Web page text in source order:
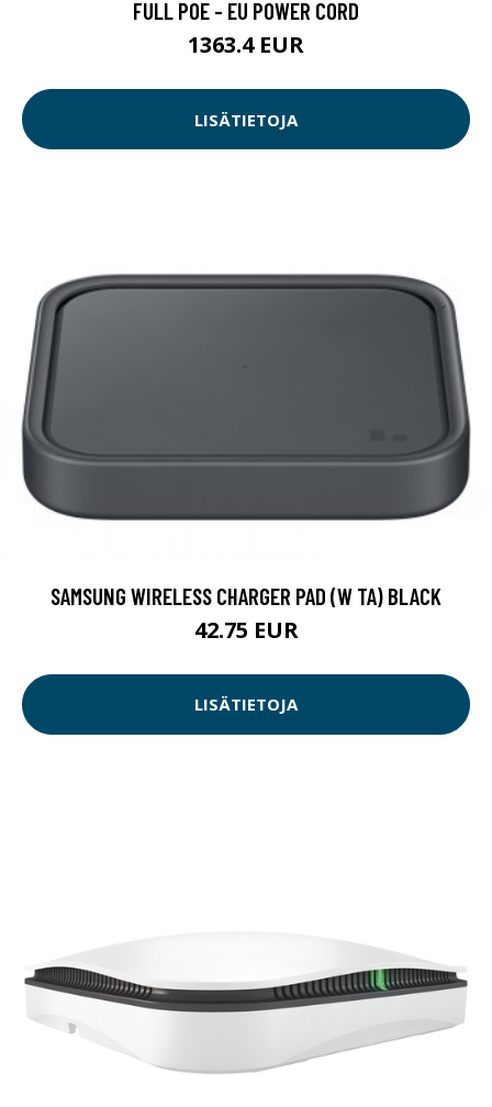
FULL POE - EU POWER CORD
1363.4 EUR
LISÄTIETOJA
SAMSUNG WIRELESS CHARGER PAD (W TA) BLACK
42.75 EUR
LISÄTIETOJA